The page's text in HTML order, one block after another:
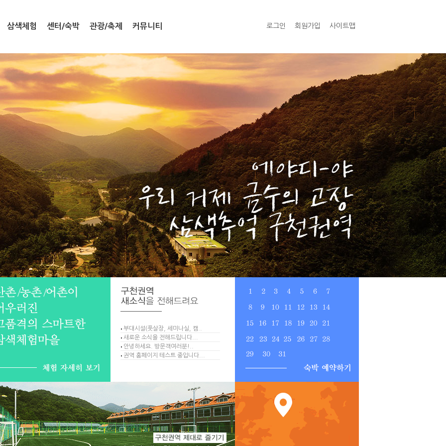
삼색체험 센터/숙박 관광/축제 커뮤니티 로그인 회원가입 사이트맵
부대시설(풋살장, 세미나실, 캠..
새로운 소식을 전해드립니다...
안녕하세요. 방문객여러분!..
권역 홈페이지 테스트 중입니다...